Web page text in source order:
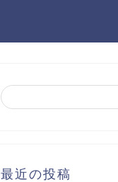
最近の投稿